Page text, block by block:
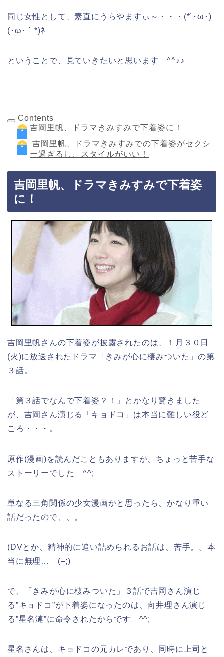
同じ女性として、素直にうらやますぃ～・・・(*´･ω･)
(･ω･｀*)ﾈｰ
ということで、見ていきたいと思います ^^♪♪
Contents
吉岡里帆、ドラマきみすみで下着姿に！
吉岡里帆、ドラマきみすみでの下着姿がセクシ
ー過ぎるし、スタイルがいい！
吉岡里帆、ドラマきみすみで下着姿
に！
吉岡里帆さんの下着姿が披露されたのは、１月３０日
(火)に放送されたドラマ「きみが心に棲みついた」の第
３話。
「第３話でなんで下着姿？！」とかなり驚きました
が、吉岡さん演じる「キョドコ」は本当に難しい役ど
ころ・・・。
原作(漫画)を読んだこともありますが、ちょっと苦手な
ストーリーでした ^^;
単なる三角関係の少女漫画かと思ったら、かなり重い
話だったので、、。
(DVとか、精神的に追い詰められるお話は、苦手。。本
当に無理… (–;)
で、「きみが心に棲みついた」３話で吉岡さん演じ
る”キョドコ”が下着姿になったのは、向井理さん演じ
る”星名漣”に命令されたからです ^^;
星名さんは、キョドコの元カレであり、同時に上司と